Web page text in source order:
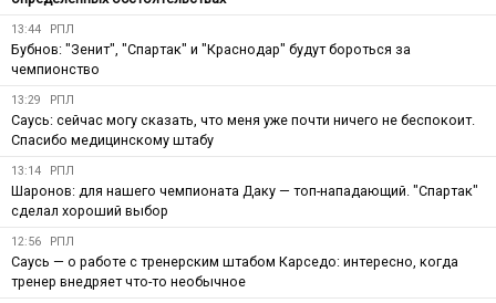
13:44 РПЛ
Бубнов: "Зенит", "Спартак" и "Краснодар" будут бороться за
чемпионство
13:29 РПЛ
Саусь: сейчас могу сказать, что меня уже почти ничего не беспокоит.
Спасибо медицинскому штабу
13:14 РПЛ
Шаронов: для нашего чемпионата Даку — топ-нападающий. "Спартак"
сделал хороший выбор
12:56 РПЛ
Саусь — о работе с тренерским штабом Карседо: интересно, когда
тренер внедряет что-то необычное